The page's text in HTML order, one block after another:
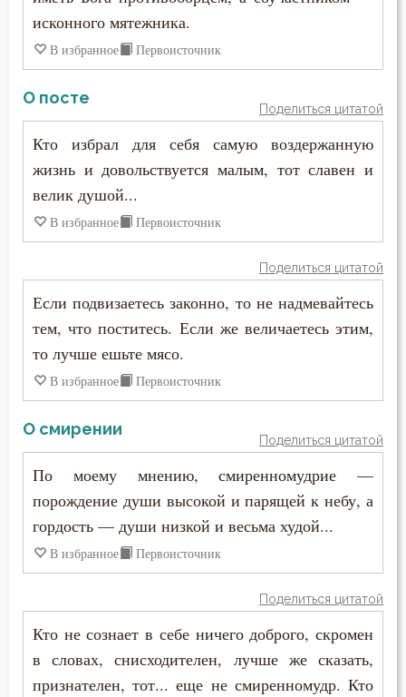
Любомудрие
Месть
Мир
Молитва
Мудрость
Мужество
Мученичество
Надежда
Наказание
Наслаждение
Начальство
Ненависть
Никифор Уединенник
Никодим Святогорец
Никон Оптинский (Беляев)
Нил Синайский
Паисий (Величковский)
Петр Дамаскин
Петр Московский
Пимен Великий
Серафим Саровский
Силуан Афонский
Симеон Солунский
исконного мятежника.
В избранное Первоисточник
О посте
Поделиться цитатой
Кто избрал для себя самую воздержанную
жизнь и довольствуется малым, тот славен и
велик душой...
В избранное Первоисточник
Поделиться цитатой
Если подвизаетесь законно, то не надмевайтесь
тем, что поститесь. Если же величаетесь этим,
то лучше ешьте мясо.
В избранное Первоисточник
О смирении
Поделиться цитатой
По моему мнению, смиренномудрие —
порождение души высокой и парящей к небу, а
гордость — души низкой и весьма худой...
В избранное Первоисточник
Поделиться цитатой
Кто не сознает в себе ничего доброго, скромен
в словах, снисходителен, лучше же сказать,
признателен, тот... еще не смиренномудр. Кто